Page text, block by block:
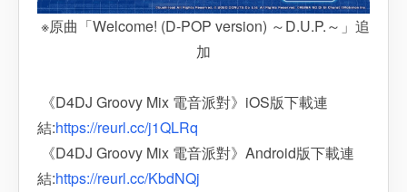
※原曲「Welcome! (D-POP version) ～D.U.P.～」追
加
《D4DJ Groovy Mix 電音派對》iOS版下載連
結:https://reurl.cc/j1QLRq
《D4DJ Groovy Mix 電音派對》Android版下載連
結:https://reurl.cc/KbdNQj